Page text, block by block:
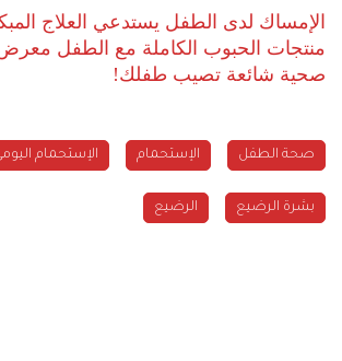
الإمساك لدى الطفل يستدعي العلاج
منتجات الحبوب الكاملة مع الطفل معرض
صحية شائعة تصيب طفلك!
صحة الطفل الإستحمام الإستحمام
بشرة الرضيع الرضيع